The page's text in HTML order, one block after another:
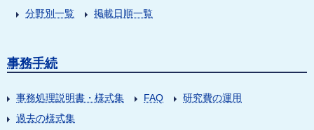
分野別一覧
掲載日順一覧
事務手続
事務処理説明書・様式集 FAQ
研究費の運用
過去の様式集